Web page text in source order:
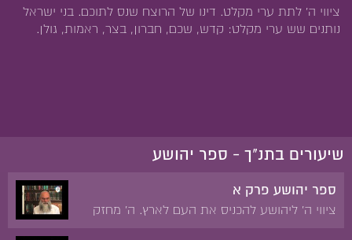
ציווי ה' לתת ערי מקלט. דינו של הרוצח שנס לתוכם. בני ישראל
נותנים שש ערי מקלט: קדש, שכם, חברון, בצר, ראמות, גולן.
שיעורים בתנ"ך - ספר יהושע
ספר יהושע פרק א
ציווי ה' ליהושע להכניס את העם לארץ. ה' מחזק